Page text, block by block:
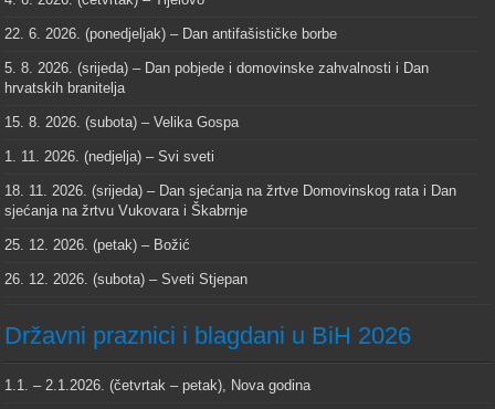
22. 6. 2026. (ponedjeljak) – Dan antifašističke borbe
5. 8. 2026. (srijeda) – Dan pobjede i domovinske zahvalnosti i Dan
hrvatskih branitelja
15. 8. 2026. (subota) – Velika Gospa
1. 11. 2026. (nedjelja) – Svi sveti
18. 11. 2026. (srijeda) – Dan sjećanja na žrtve Domovinskog rata i Dan
sjećanja na žrtvu Vukovara i Škabrnje
25. 12. 2026. (petak) – Božić
26. 12. 2026. (subota) – Sveti Stjepan
Državni praznici i blagdani u BiH 2026
1.1. – 2.1.2026. (četvrtak – petak), Nova godina